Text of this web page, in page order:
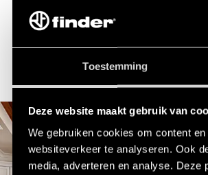
Toestemming
Deze website maakt gebruik van
We gebruiken cookies om content
websiteverkeer te analyseren. Ook
media, adverteren en analyse. Deze
ONTDEK MEER